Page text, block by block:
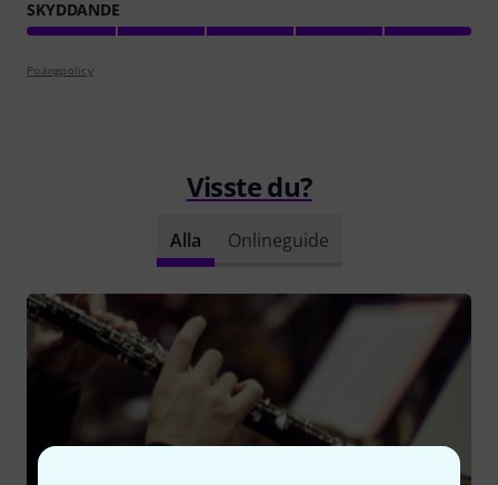
SKYDDANDE
Poängpolicy
Visste du?
Alla Onlineguide